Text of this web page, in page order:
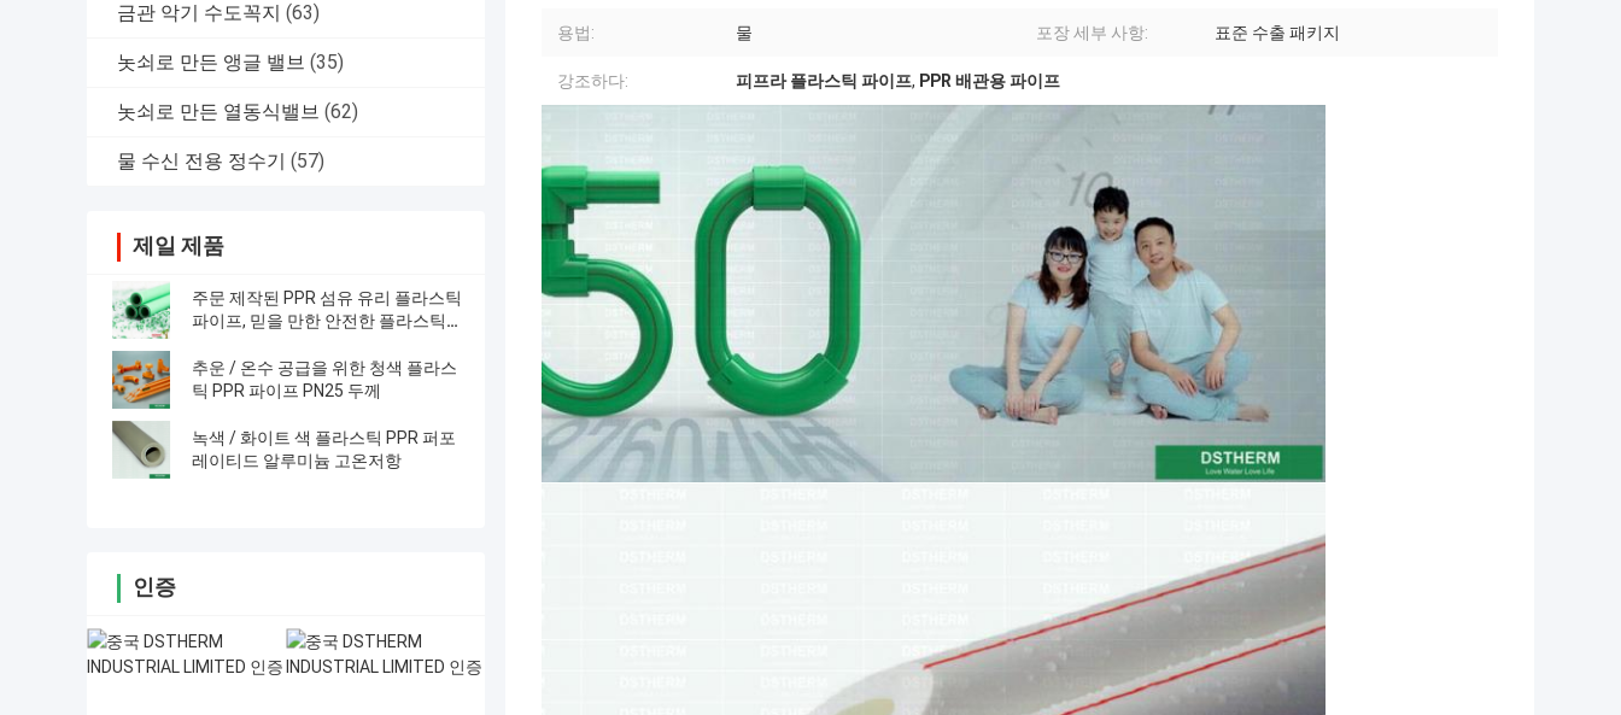
금관 악기 수도꼭지 (63)
놋쇠로 만든 앵글 밸브 (35)
놋쇠로 만든 열동식밸브 (62)
물 수신 전용 정수기 (57)
제일 제품
주문 제작된 PPR 섬유 유리 플라스틱
파이프, 믿을 만한 안전한 플라스틱
추운 / 온수 공급을 위한 청색 플라스
틱 PPR 파이프 PN25 두께
녹색 / 화이트 색 플라스틱 PPR 퍼포
레이티드 알루미늄 고온저항
인증
용법: 물 포장 세부 사항: 표준 수출 패키지
강조하다: 피프라 플라스틱 파이프, PPR 배관용 파이프